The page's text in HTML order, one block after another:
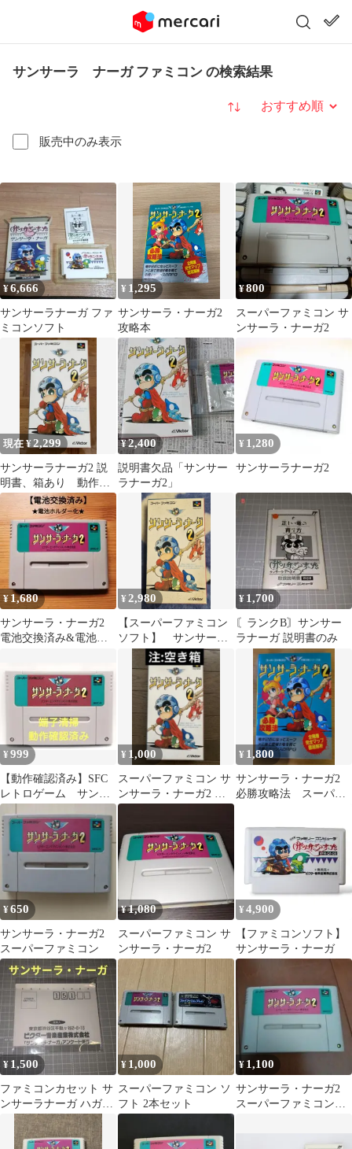
サンサーラ ナーガ ファミコン の検索結果
販売中のみ表示
並び替え
¥6,666
サンサーラナーガ ファ
ミコンソフト
¥ 1,295
サンサーラ・ナーガ2
攻略本
¥800
スーパーファミコン サ
ンサーラ・ナーガ2
現在 ¥2,299
サンサーラナーガ2 説
明書、箱あり 動作確
認済み
¥2,400
説明書欠品「サンサー
ラナーガ2」
¥ 1,280
サンサーラナーガ2
¥ 1,680
サンサーラ・ナーガ2
電池交換済み&電池ホ
ァミコン
¥2,980
【スーパーファミコン
ソフト】 サンサーラ
ナーガ2
¥ 1,700
〘ランクB〙サンサー
ラナーガ 説明書のみ
¥999
【動作確認済み】SFC
レトロゲーム サンサ
ーラ・ナーガ2 キズ有
り
¥ 1,000
スーパーファミコン サ
ンサーラ・ナーガ2 空
き箱
¥ 1,800
サンサーラ・ナーガ2
必勝攻略法 スーパー
¥650
サンサーラ・ナーガ2
スーパーファミコン
¥1,080
スーパーファミコン サ
ンサーラ・ナーガ2
¥ 4,900
【ファミコンソフト】
サンサーラ・ナーガ
¥ 1,500
ファミコンカセット サ
ンサーラナーガ ハガキ
のみ
¥ 1,000
スーパーファミコン ソ
フト 2本セット
¥ 1,100
サンサーラ・ナーガ2
スーパーファミコンソ